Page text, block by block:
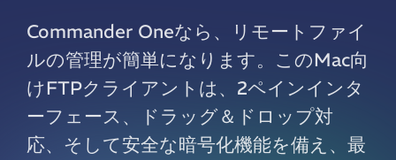
Commander Oneなら、リモートファイ
ルの管理が簡単になります。このMac向
けFTPクライアントは、2ペインインタ
ーフェース、ドラッグ＆ドロップ対
応、そして安全な暗号化機能を備え、最